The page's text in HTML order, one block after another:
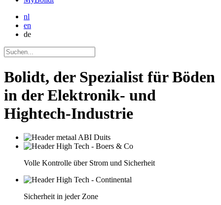
nl
en
de
Bolidt, der Spezialist für Böden
in der Elektronik- und
Hightech-Industrie
Volle Kontrolle über Strom und Sicherheit
Sicherheit in jeder Zone